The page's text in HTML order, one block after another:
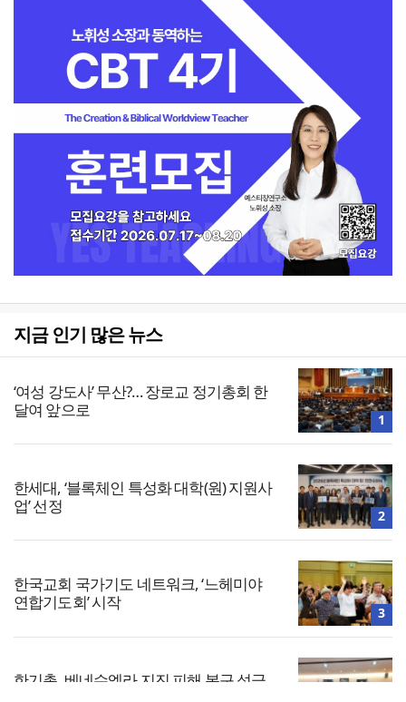
지금 인기 많은 뉴스
‘여성 강도사’ 무산?… 장로교 정기총회 한
달여 앞으로
1
한세대, ‘블록체인 특성화 대학(원) 지원사
업’ 선정
2
한국교회 국가기도 네트워크, ‘느헤미야
연합기도회’ 시작
3
한기총, 베네수엘라 지진 피해 복구 성금